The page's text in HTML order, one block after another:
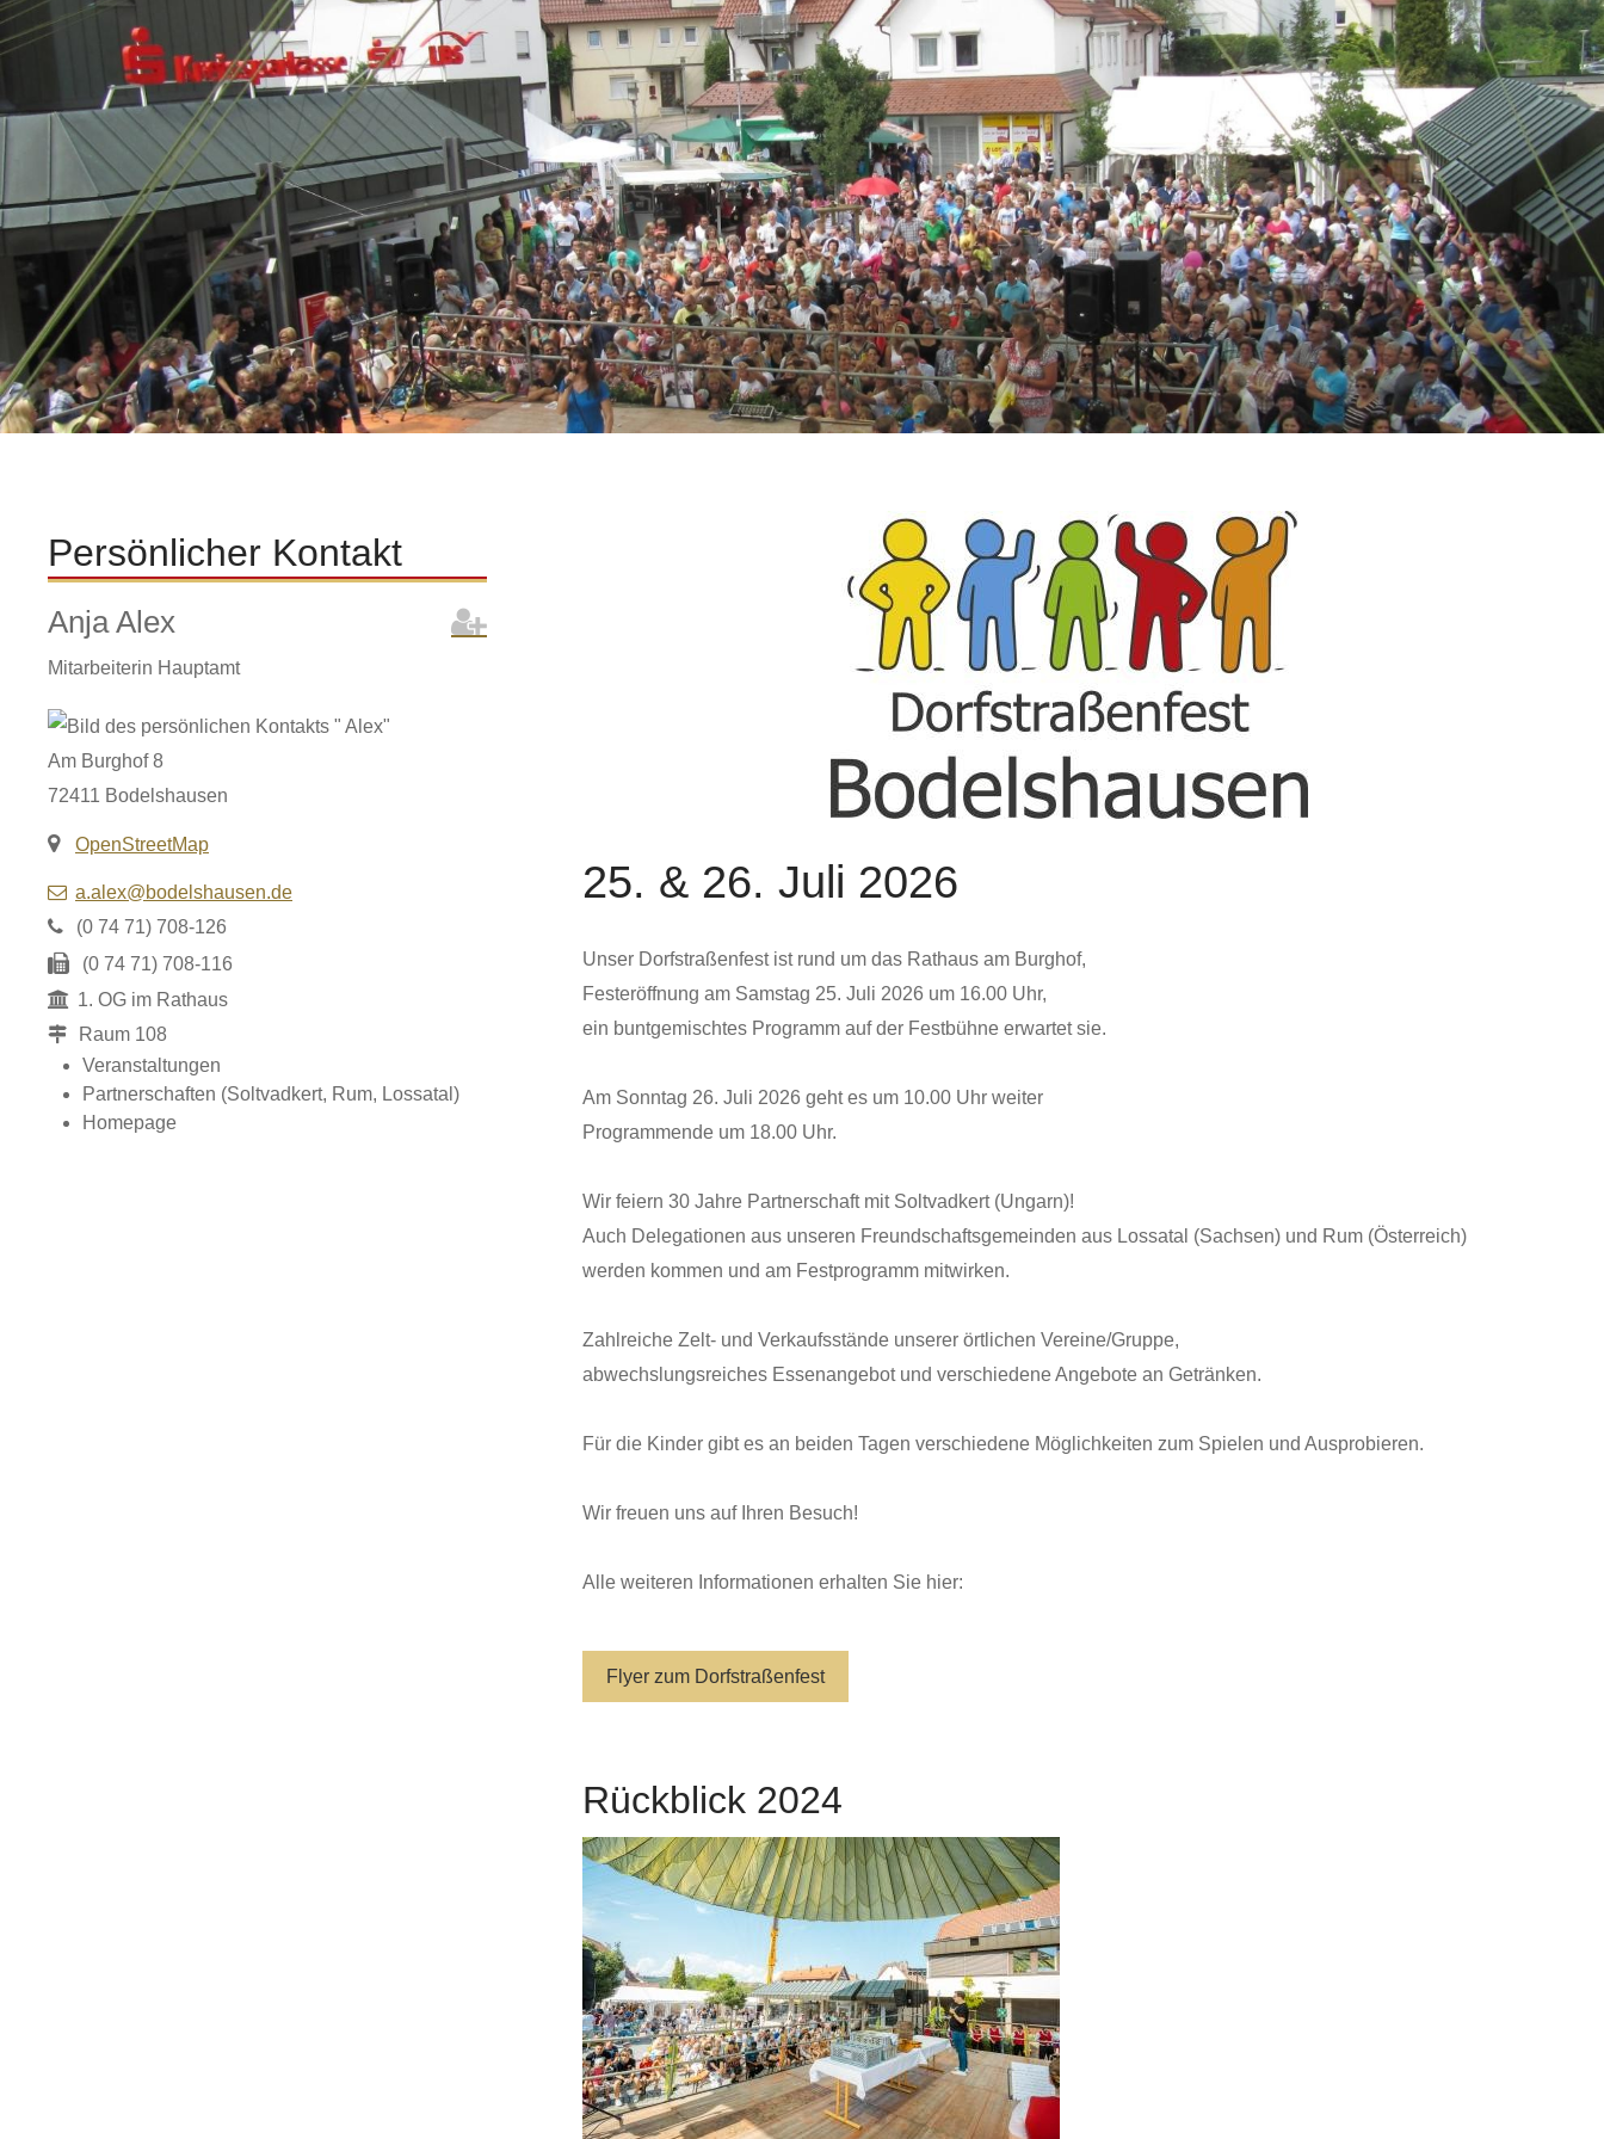
Persönlicher Kontakt
Anja Alex
Mitarbeiterin Hauptamt
Am Burghof 8
72411 Bodelshausen
OpenStreetMap
a.alex@bodelshausen.de
(0 74 71) 708-126
(0 74 71) 708-116
1. OG im Rathaus
Raum 108
Veranstaltungen
Partnerschaften (Soltvadkert, Rum, Lossatal)
Homepage
25. & 26. Juli 2026
Unser Dorfstraßenfest ist rund um das Rathaus am Burghof,
Festeröffnung am Samstag 25. Juli 2026 um 16.00 Uhr,
ein buntgemischtes Programm auf der Festbühne erwartet sie.
Am Sonntag 26. Juli 2026 geht es um 10.00 Uhr weiter
Programmende um 18.00 Uhr.
Wir feiern 30 Jahre Partnerschaft mit Soltvadkert (Ungarn)!
Auch Delegationen aus unseren Freundschaftsgemeinden aus Lossatal (Sachsen) und Rum (Österreich)
werden kommen und am Festprogramm mitwirken.
Zahlreiche Zelt- und Verkaufsstände unserer örtlichen Vereine/Gruppe,
abwechslungsreiches Essenangebot und verschiedene Angebote an Getränken.
Für die Kinder gibt es an beiden Tagen verschiedene Möglichkeiten zum Spielen und Ausprobieren.
Wir freuen uns auf Ihren Besuch!
Alle weiteren Informationen erhalten Sie hier:
Flyer zum Dorfstraßenfest
Rückblick 2024